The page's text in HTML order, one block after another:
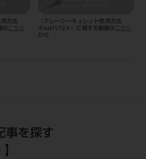
方法
は こちら
『グレーシーキュレット使用方法
≪est11/12≫』に関する動画は こちら
から
事を探す